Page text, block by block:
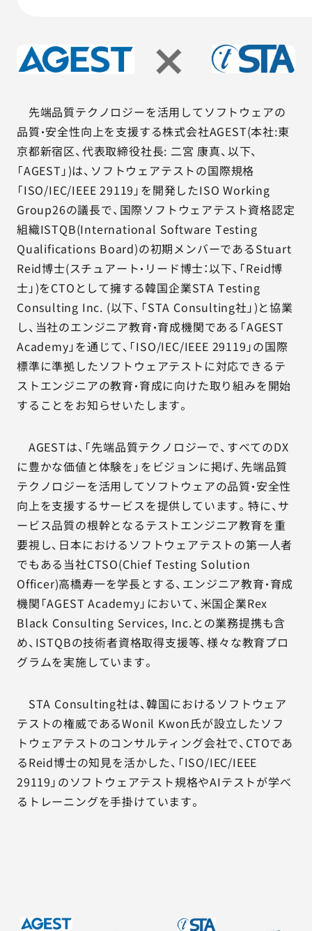
サービス詳細資料 見積・お問い合わせ
サービスお問い合わせ専用番号
03-6865-4864
（平日9:30〜18:00）
※その他のご連絡は03-5333-1246
先端品質テクノロジーを活用してソフトウェアの
品質・安全性向上を支援する株式会社AGEST(本社:東
京都新宿区、代表取締役社長: 二宮 康真、以下、
「AGEST」)は、ソフトウェアテストの国際規格
「ISO/IEC/IEEE 29119」を開発したISO Working
Group26の議長で、国際ソフトウェアテスト資格認定
組織ISTQB(International Software Testing
Qualifications Board)の初期メンバーであるStuart
Reid博士(スチュアート・リード博士：以下、「Reid博
士」)をCTOとして擁する韓国企業STA Testing
Consulting Inc. (以下、「STA Consulting社」)と協業
し、当社のエンジニア教育・育成機関である「AGEST
Academy」を通じて、「ISO/IEC/IEEE 29119」の国際
標準に準拠したソフトウェアテストに対応できるテ
ストエンジニアの教育・育成に向けた取り組みを開始
することをお知らせいたします。
AGESTは、「先端品質テクノロジーで、すべてのDX
に豊かな価値と体験を」をビジョンに掲げ、先端品質
テクノロジーを活用してソフトウェアの品質・安全性
向上を支援するサービスを提供しています。特に、サ
ービス品質の根幹となるテストエンジニア教育を重
要視し、日本におけるソフトウェアテストの第一人者
でもある当社CTSO(Chief Testing Solution
Officer)高橋寿一を学長とする、エンジニア教育・育成
機関「AGEST Academy」において、米国企業Rex
Black Consulting Services, Inc.との業務提携も含
め、ISTQBの技術者資格取得支援等、様々な教育プロ
グラムを実施しています。
STA Consulting社は、韓国におけるソフトウェア
テストの権威であるWonil Kwon氏が設立したソフ
トウェアテストのコンサルティング会社で、CTOであ
るReid博士の知見を活かした、「ISO/IEC/IEEE
29119」のソフトウェアテスト規格やAIテストが学べ
るトレーニングを手掛けています。